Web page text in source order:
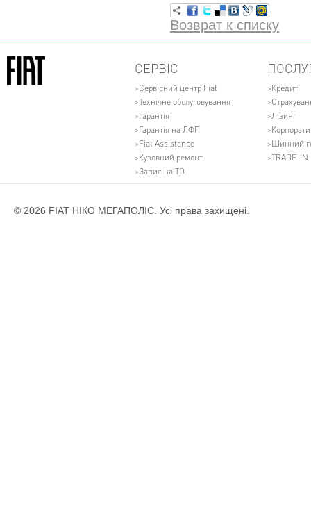
Возврат к списку
СЕРВІС
Сервісний центр Fiat
Технічне обслуговування
Гарантія
Гарантія на ЛФП
Fiat Assistance
Кузовний ремонт
Запис на ТО
Кредит
Лізинг
Шинний
TRADE-IN
© 2026 FIAT НІКО МЕГАПОЛІС. Усі права захищені.